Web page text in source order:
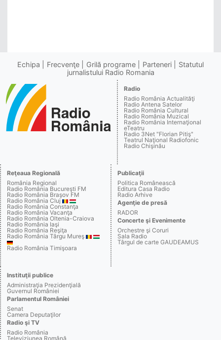
Echipa Frecvenţe Grilă programe Parteneri
Statutul
jurnalistului Radio Romania
Radio
Radio România Actualităţi
Radio Antena Satelor
Radio România Cultural
Radio România Muzical
Radio România Internaţional
eTeatru
Radio 3Net "Florian Pitiş"
Teatrul Naţional Radiofonic
Radio Chişinău
Reţeaua Regională
România Regional
Radio România Bucureşti FM
Radio România Braşov FM
Radio România Cluj
Radio România Constanţa
Radio România Vacanţa
Radio România Oltenia-Craiova
Radio România Iaşi
Radio România Reşiţa
Radio România Târgu Mureş
Radio România Timişoara
Publicaţii
Politica Românească
Editura Casa Radio
Radio Arhive
Agenţie de presă
RADOR
Concerte şi Evenimente
Orchestre şi Coruri
Sala Radio
Târgul de carte GAUDEAMUS
Instituţii publice
Administraţia Prezidenţială
Guvernul României
Parlamentul României
Senat
Camera Deputaţilor
Radio şi TV
Radio România
Televiziunea Română